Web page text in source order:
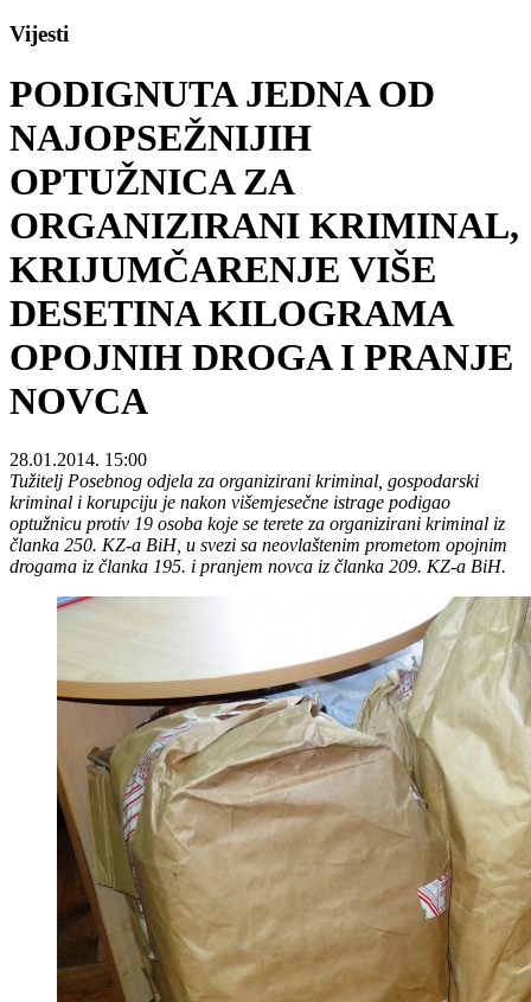
Vijesti
PODIGNUTA JEDNA OD
NAJOPSEŽNIJIH
OPTUŽNICA ZA
ORGANIZIRANI KRIMINAL,
KRIJUMČARENJE VIŠE
DESETINA KILOGRAMA
OPOJNIH DROGA I PRANJE
NOVCA
28.01.2014. 15:00
Tužitelj Posebnog odjela za organizirani kriminal, gospodarski
kriminal i korupciju je nakon višemjesečne istrage podigao
optužnicu protiv 19 osoba koje se terete za organizirani kriminal iz
članka 250. KZ-a BiH, u svezi sa neovlaštenim prometom opojnim
drogama iz članka 195. i pranjem novca iz članka 209. KZ-a BiH.